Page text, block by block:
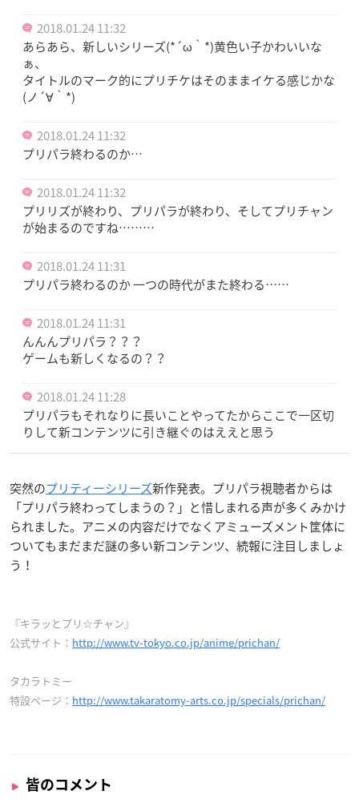
2018.01.24 11:32
あらあら、新しいシリーズ(*´ω｀*)黄色い子かわいいな
ぁ、
タイトルのマーク的にプリチケはそのままイケる感じかな
(ノ´∀｀*)
2018.01.24 11:32
プリパラ終わるのか…
2018.01.24 11:32
プリリズが終わり、プリパラが終わり、そしてプリチャン
が始まるのですね………
2018.01.24 11:31
プリパラ終わるのか 一つの時代がまた終わる……
2018.01.24 11:31
んんんプリパラ？？？
ゲームも新しくなるの？？
2018.01.24 11:28
プリパラもそれなりに長いことやってたからここで一区切
りして新コンテンツに引き継ぐのはええと思う
突然のプリティーシリーズ新作発表。プリパラ視聴者からは
「プリパラ終わってしまうの？」と惜しまれる声が多くみかけ
られました。アニメの内容だけでなくアミューズメント筐体に
ついてもまだまだ謎の多い新コンテンツ、続報に注目しましょ
う！
『キラッとプリ☆チャン』
公式サイト： http://www.tv-tokyo.co.jp/anime/prichan/
タカラトミー
特設ページ： http://www.takaratomy-arts.co.jp/specials/prichan/
皆のコメント